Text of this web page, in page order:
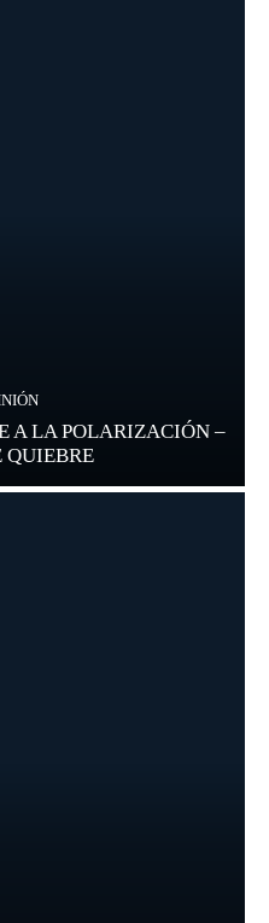
A LA POLARIZACIÓN –
QUIEBRE